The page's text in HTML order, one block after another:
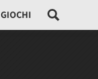
GIOCHI